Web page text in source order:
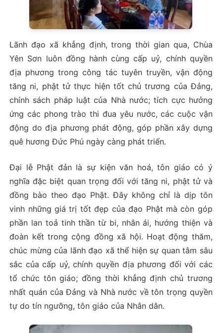
Lãnh đạo xã khẳng định, trong thời gian qua, Chùa
Yên Sơn luôn đồng hành cùng cấp uỷ, chính quyền
địa phương trong công tác tuyên truyền, vận động
tăng ni, phật tử thực hiện tốt chủ trương của Đảng,
chính sách pháp luật của Nhà nước; tích cực hưởng
ứng các phong trào thi đua yêu nước, các cuộc vận
động do địa phương phát động, góp phần xây dựng
quê hương Đức Phú ngày càng phát triển.
Đại lễ Phật đản là sự kiện văn hoá, tôn giáo có ý
nghĩa đặc biệt quan trọng đối với tăng ni, phật tử và
đồng bào theo đạo Phật. Đây không chỉ là dịp tôn
vinh những giá trị tốt đẹp của đạo Phật mà còn góp
phần lan toả tinh thần từ bi, nhân ái, hướng thiện và
đoàn kết trong cộng đồng xã hội. Hoạt động thăm,
chúc mừng của lãnh đạo xã thể hiện sự quan tâm sâu
sắc của cấp uỷ, chính quyền địa phương đối với các
tổ chức tôn giáo; đồng thời khẳng định chủ trương
nhất quán của Đảng và Nhà nước về tôn trọng quyền
tự do tín ngưỡng, tôn giáo của Nhân dân.